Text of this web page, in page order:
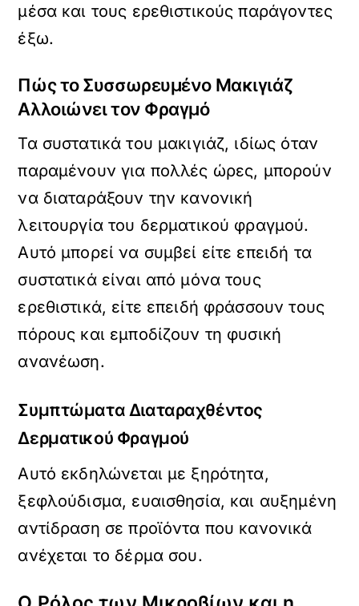
μέσα και τους ερεθιστικούς παράγοντες
έξω.
Πώς το Συσσωρευμένο Μακιγιάζ
Αλλοιώνει τον Φραγμό
Τα συστατικά του μακιγιάζ, ιδίως όταν
παραμένουν για πολλές ώρες, μπορούν
να διαταράξουν την κανονική
λειτουργία του δερματικού φραγμού.
Αυτό μπορεί να συμβεί είτε επειδή τα
συστατικά είναι από μόνα τους
ερεθιστικά, είτε επειδή φράσσουν τους
πόρους και εμποδίζουν τη φυσική
ανανέωση.
Συμπτώματα Διαταραχθέντος
Δερματικού Φραγμού
Αυτό εκδηλώνεται με ξηρότητα,
ξεφλούδισμα, ευαισθησία, και αυξημένη
αντίδραση σε προϊόντα που κανονικά
ανέχεται το δέρμα σου.